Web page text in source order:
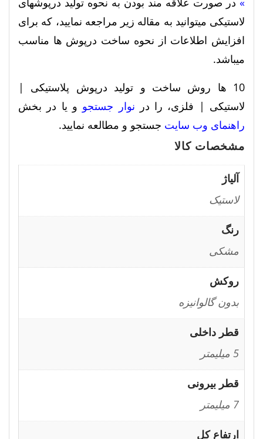
لاستیکی میتوانید به مقاله زیر مراجعه نمایید، که برای
افزایش اطلاعات از نحوه ساخت درپوش ها مناسب
میباشد.
10 ها روش ساخت و تولید درپوش پلاستیکی |
لاستیکی | فلزی، را در نوار جستجو و یا در بخش
راهنمای وب سایت جستجو و مطالعه نمایید.
مشخصات کالا
آلیاژ
لاستیک
رنگ
مشکی
روکش
بدون گالوانیزه
قطر داخلی
5 میلیمتر
قطر بیرونی
7 میلیمتر
ارتفاع کل